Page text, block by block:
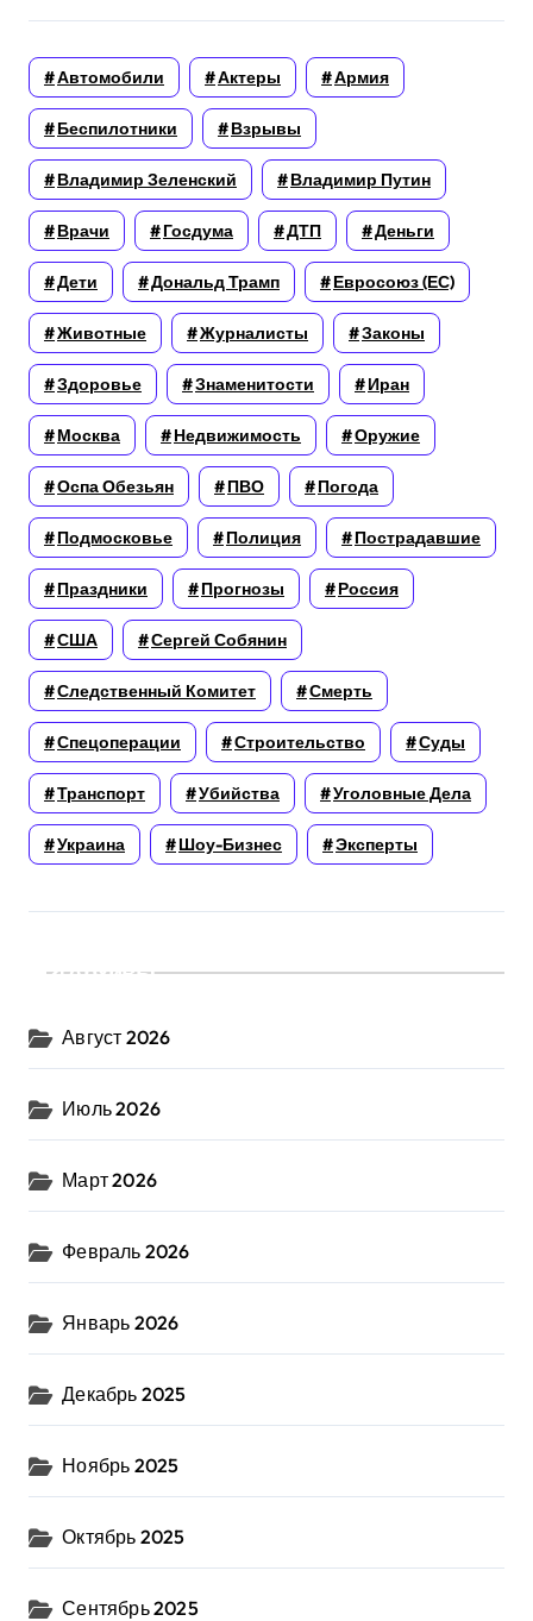
Автомобили Актеры Армия
Беспилотники Взрывы
Владимир Зеленский Владимир Путин
Врачи Госдума ДТП Деньги
Дети Дональд Трамп Евросоюз (ЕС)
Животные Журналисты Законы
Здоровье Знаменитости Иран
Москва Недвижимость Оружие
Оспа Обезьян ПВО Погода
Подмосковье Полиция Пострадавшие
Праздники Прогнозы Россия
США Сергей Собянин
Следственный Комитет Смерть
Спецоперации Строительство Суды
Транспорт Убийства Уголовные Дела
Украина Шоу-Бизнес Эксперты
Архивы
Август 2026
Июль 2026
Март 2026
Февраль 2026
Январь 2026
Декабрь 2025
Ноябрь 2025
Октябрь 2025
Сентябрь 2025